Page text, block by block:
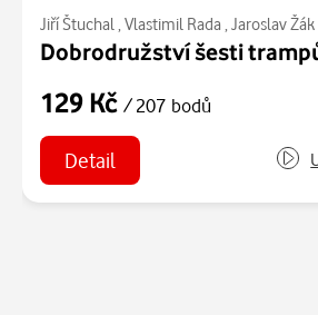
Jiří Štuchal, Vlastimil Rada , Jaroslav Žák
Dobrodružství šesti
129 Kč / 207 bodů
Detail